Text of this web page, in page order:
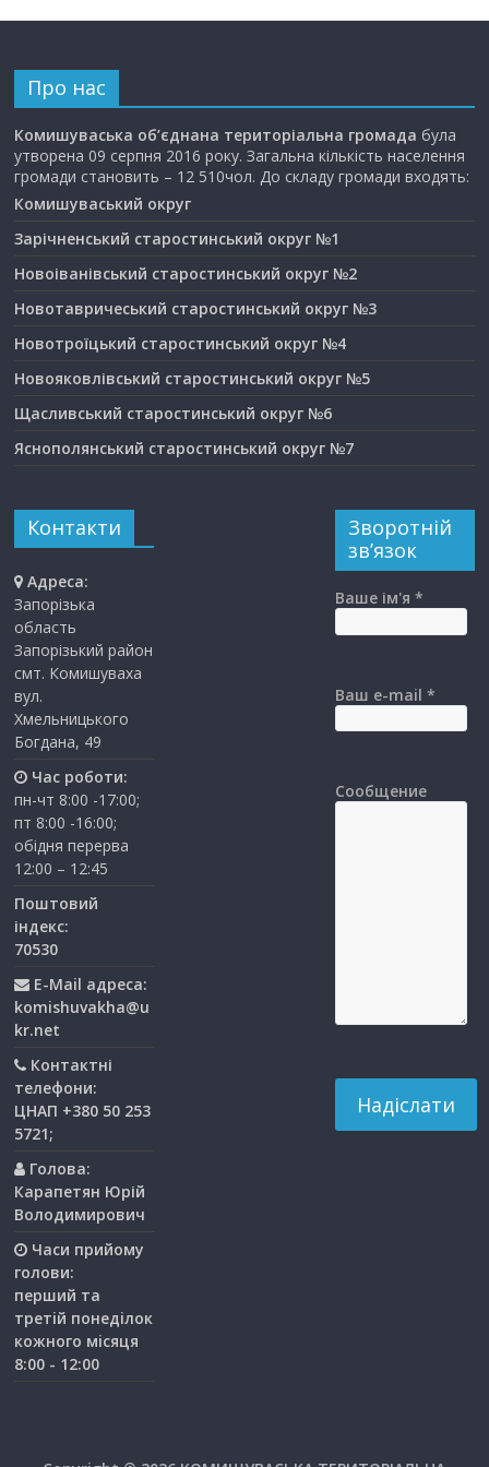
Про нас
Комишуваська об’єднана територіальна громада була
утворена 09 серпня 2016 року. Загальна кількість населення
громади становить – 12 510чол. До складу громади входять:
Комишуваський округ
Зарічненський старостинський округ №1
Новоіванівський старостинський округ №2
Новотавричеський старостинський округ №3
Новотроїцький старостинський округ №4
Новояковлівський старостинський округ №5
Щасливський старостинський округ №6
Яснополянський старостинський округ №7
Контакти
Адреса:
Запорізька
область
Запорізький район
смт. Комишуваха
вул.
Хмельницького
Богдана, 49
Час роботи:
пн-чт 8:00 -17:00;
пт 8:00 -16:00;
обідня перерва
12:00 – 12:45
Поштовий
індекс:
70530
E-Mail адреса:
komishuvakha@u
kr.net
Контактні
телефони:
ЦНАП +380 50 253
5721;
Голова:
Карапетян Юрій
Володимирович
Часи прийому
голови:
перший та
третiй понедiлок
кожного мiсяця
8:00 - 12:00
Зворотній
зв’язок
Ваше ім'я *
Ваш e-mail *
Сообщение